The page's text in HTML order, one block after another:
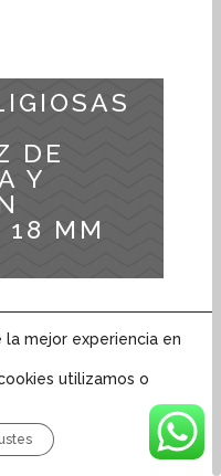
DE
Y
18 MM
Heráldica relieve/
RELIEVE»CRUZ
CON CORONA REAL
mejor experiencia en
utilizamos o